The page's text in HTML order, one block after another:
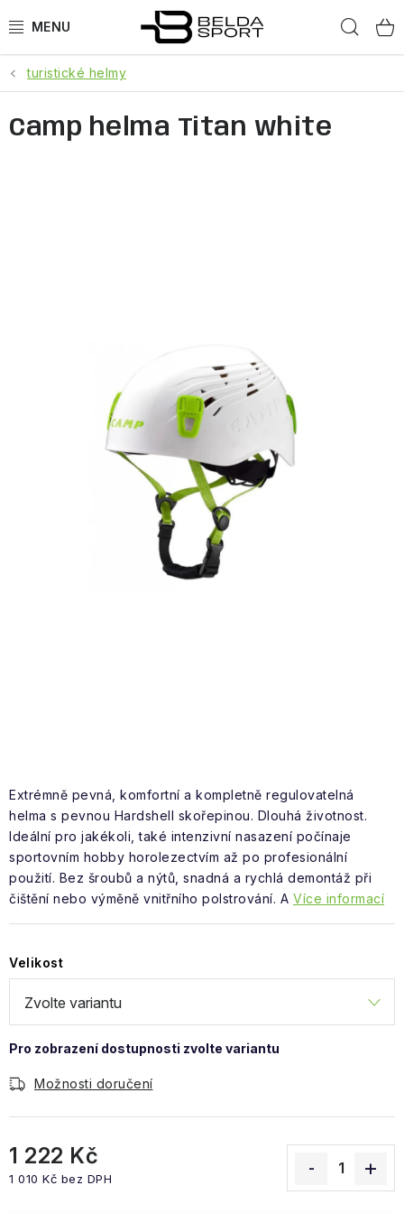
na
SPORTY
BĚH
NAŠE SLUŽBY
Obchodní podmínky
turistické helmy
Extrémně pevná, komfortní a kompletně regulovatelná
helma s pevnou Hardshell skořepinou. Dlouhá životnost.
Ideální pro jakékoli, také intenzivní nasazení počínaje
sportovním hobby horolezectvím až po profesionální
použití. Bez šroubů a nýtů, snadná a rychlá demontáž při
čištění nebo výměně vnitřního polstrování. A Více informací
Velikost
Možnosti doručení
1 222 Kč
1 010 Kč bez DPH
Camp helma Titan white